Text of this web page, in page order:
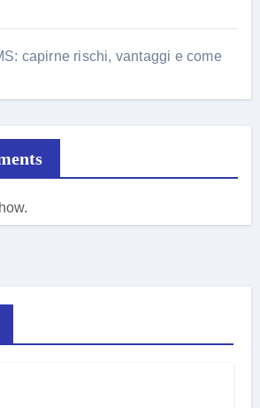
capirne rischi, vantaggi e come